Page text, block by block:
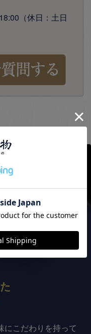
（休日：土日
理由
にこだわりを持って